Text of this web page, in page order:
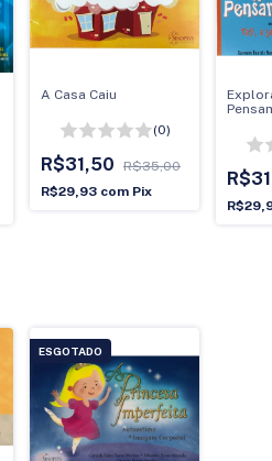
A Casa Caiu
(0)
R$31,50
R$35,00
R$29,93 com Pix
ESGOTADO